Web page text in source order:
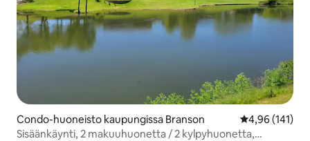
Condo-huoneisto kaupungissa Branson
4,96 (141)
Sisäänkäynti, 2 makuuhuonetta / 2 kylpyhuonetta,